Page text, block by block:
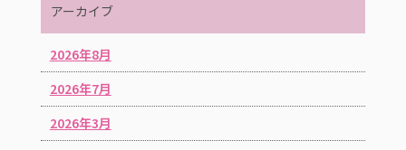
アーカイブ
2026年8月
2026年7月
2026年3月